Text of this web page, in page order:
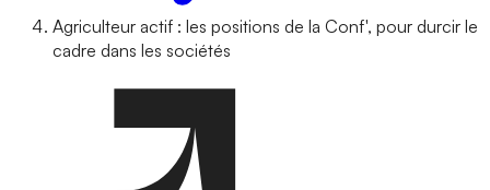
Agriculteur actif : les positions de la Conf', pour durcir le
cadre dans les sociétés